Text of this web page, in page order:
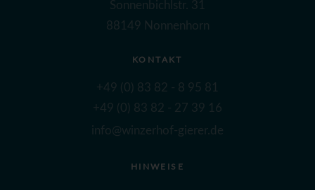
Sonnenbichlstr. 31
88149 Nonnenhorn
KONTAKT
+49 (0) 83 82 - 8 95 81
+49 (0) 83 82 - 27 39 16
info@winzerhof-gierer.de
HINWEISE